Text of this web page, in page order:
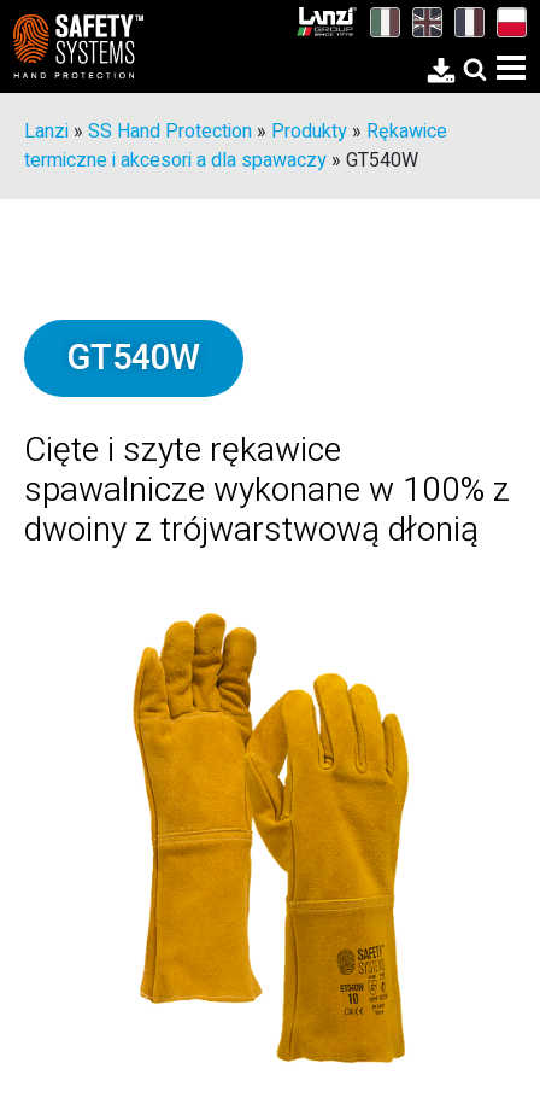
Lanzi » SS Hand Protection » Produkty » Rękawice
termiczne i akcesori a dla spawaczy » GT540W
GT540W
Cięte i szyte rękawice
spawalnicze wykonane w 100% z
dwoiny z trójwarstwową dłonią